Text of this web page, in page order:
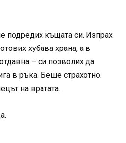
подредих къщата си. Изпрах
хубава храна, а в
– си позволих да
в ръка. Беше страхотно.
на вратата.